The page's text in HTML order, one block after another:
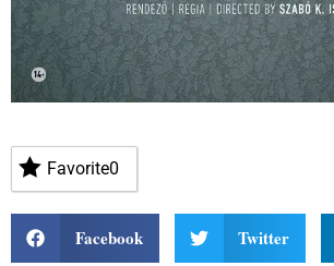
Favorite0
Facebook Twitter